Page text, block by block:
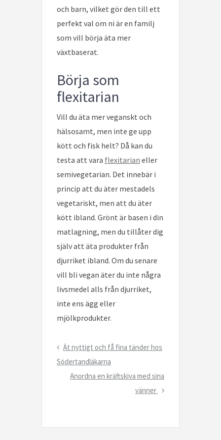
och barn, vilket gör den till ett
perfekt val om ni är en familj
som vill börja äta mer
växtbaserat.
Börja som
flexitarian
Vill du äta mer veganskt och
hälsosamt, men inte ge upp
kött och fisk helt? Då kan du
testa att vara flexitarian eller
semivegetarian. Det innebär i
princip att du äter mestadels
vegetariskt, men att du äter
kött ibland. Grönt är basen i din
matlagning, men du tillåter dig
själv att äta produkter från
djurriket ibland. Om du senare
vill bli vegan äter du inte några
livsmedel alls från djurriket,
inte ens ägg eller
mjölkprodukter.
Inläggsnavigering
Previous
Post
Ät nyttigt och få fina tänder hos
Södertandläkarna
Next
Anordna en kräftskiva med sina
vänner